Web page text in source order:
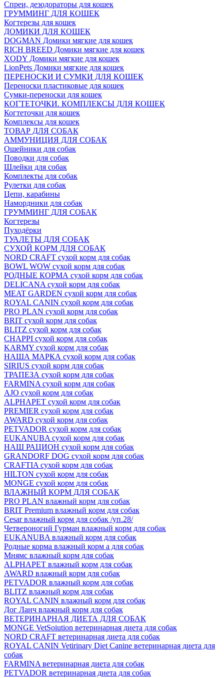
Спреи, дезодораторы для кошек
ГРУММИНГ ДЛЯ КОШЕК
Когтерезы для кошек
ДОМИКИ ДЛЯ КОШЕК
DOGMAN Домики мягкие для кошек
RICH BREED Домики мягкие для кошек
XODY Домики мягкие для кошек
LionPets Домики мягкие для кошек
ПЕРЕНОСКИ И СУМКИ ДЛЯ КОШЕК
Переноски пластиковые для кошек
Сумки-переноски для кошек
КОГТЕТОЧКИ. КОМПЛЕКСЫ ДЛЯ КОШЕК
Когтеточки для кошек
Комплексы для кошек
ТОВАР ДЛЯ СОБАК
АММУНИЦИЯ ДЛЯ СОБАК
Ошейники для собак
Поводки для собак
Шлейки для собак
Комплекты для собак
Рулетки для собак
Цепи, карабины
Намордники для собак
ГРУММИНГ ДЛЯ СОБАК
Когтерезы
Пуходёрки
ТУАЛЕТЫ ДЛЯ СОБАК
СУХОЙ КОРМ ДЛЯ СОБАК
NORD CRAFT сухой корм для собак
BOWL WOW сухой корм для собак
РОДНЫЕ КОРМА сухой корм для собак
DELICANA сухой корм для собак
MEAT GARDEN сухой корм для собак
ROYAL CANIN сухой корм для собак
PRO PLAN сухой корм для собак
BRIT сухой корм для собак
BLITZ сухой корм для собак
CHAPPI сухой корм для собак
KARMY сухой корм для собак
НАША МАРКА сухой корм для собак
SIRIUS сухой корм для собак
ТРАПЕЗА сухой корм для собак
FARMINA сухой корм для собак
AJO сухой корм для собак
ALPHAPET сухой корм для собак
PREMIER сухой корм для собак
AWARD сухой корм для собак
PETVADOR сухой корм для собак
EUKANUBA сухой корм для собак
НАШ РАЦИОН сухой корм для собак
GRANDORF DOG сухой корм для собак
CRAFTIA сухой корм для собак
HILTON сухой корм для собак
MONGE сухой корм для собак
ВЛАЖНЫЙ КОРМ ДЛЯ СОБАК
PRO PLAN влажный корм для собак
BRIT Premium влажный корм для собак
Cesar влажный корм для собак /уп.28/
Четвероногий Гурман влажный корм для собак
EUKANUBA влажный корм для собак
Родные корма влажный корм а для собак
Мнямс влажный корм для собак
ALPHAPET влажный корм для собак
AWARD влажный корм для собак
PETVADOR влажный корм для собак
BLITZ влажный корм для собак
ROYAL CANIN влажный корм для собак
Дог Ланч влажный корм для собак
ВЕТЕРИНАРНАЯ ДИЕТА ДЛЯ СОБАК
MONGE VetSoiution ветеринарная диета для собак
NORD CRAFT ветеринарная диета для собак
ROYAL CANIN Vetirinary Diet Canine ветеринарная диета для
собак
FARMINA ветеринарная диета для собак
PETVADOR ветеринарная диета для собак